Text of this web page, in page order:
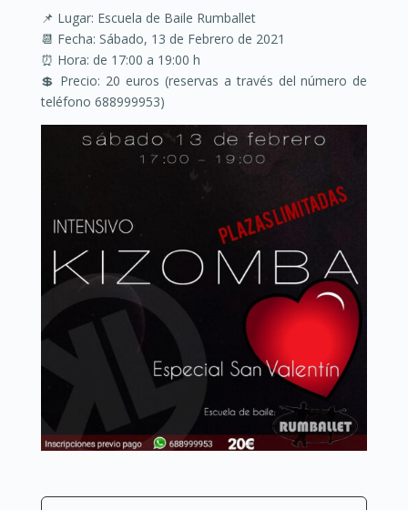
📌 Lugar: Escuela de Baile Rumballet
📆 Fecha: Sábado, 13 de Febrero de 2021
⏰ Hora: de 17:00 a 19:00 h
💲 Precio: 20 euros (reservas a través del número de
teléfono 688999953)